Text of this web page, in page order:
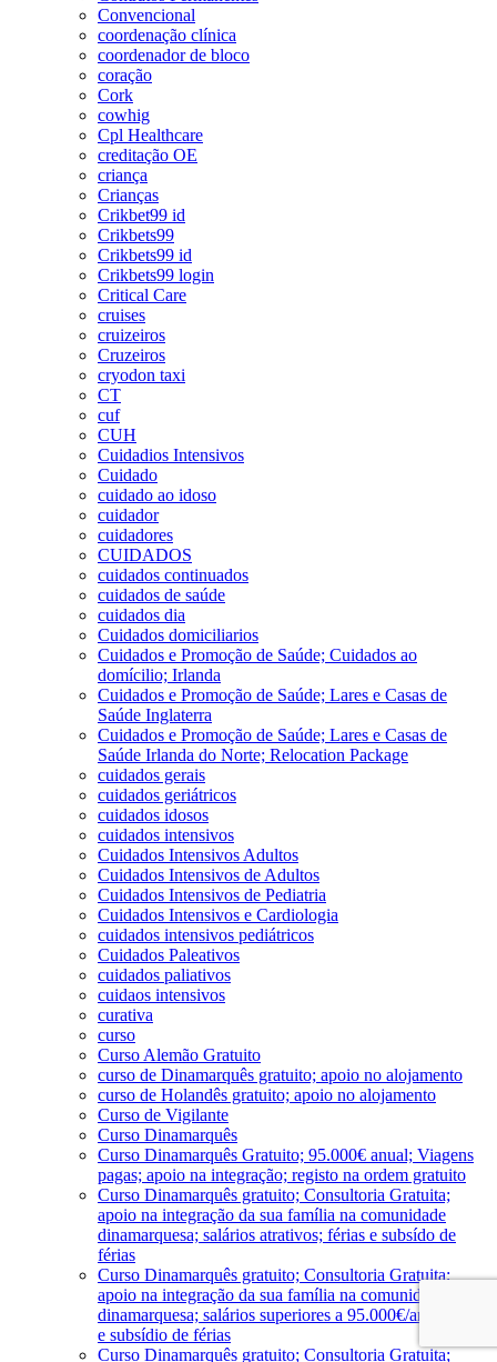
Convencional
coordenação clínica
coordenador de bloco
coração
Cork
cowhig
Cpl Healthcare
creditação OE
criança
Crianças
Crikbet99 id
Crikbets99
Crikbets99 id
Crikbets99 login
Critical Care
cruises
cruizeiros
Cruzeiros
cryodon taxi
CT
cuf
CUH
Cuidadios Intensivos
Cuidado
cuidado ao idoso
cuidador
cuidadores
CUIDADOS
cuidados continuados
cuidados de saúde
cuidados dia
Cuidados domiciliarios
Cuidados e Promoção de Saúde; Cuidados ao
domícilio; Irlanda
Cuidados e Promoção de Saúde; Lares e Casas de
Saúde Inglaterra
Cuidados e Promoção de Saúde; Lares e Casas de
Saúde Irlanda do Norte; Relocation Package
cuidados gerais
cuidados geriátricos
cuidados idosos
cuidados intensivos
Cuidados Intensivos Adultos
Cuidados Intensivos de Adultos
Cuidados Intensivos de Pediatria
Cuidados Intensivos e Cardiologia
cuidados intensivos pediátricos
Cuidados Paleativos
cuidados paliativos
cuidaos intensivos
curativa
curso
Curso Alemão Gratuito
curso de Dinamarquês gratuito; apoio no alojamento
curso de Holandês gratuito; apoio no alojamento
Curso de Vigilante
Curso Dinamarquês
Curso Dinamarquês Gratuito; 95.000€ anual; Viagens
pagas; apoio na integração; registo na ordem gratuito
Curso Dinamarquês gratuito; Consultoria Gratuita;
apoio na integração da sua família na comunidade
dinamarquesa; salários atrativos; férias e subsído de
férias
Curso Dinamarquês gratuito; Consultoria Gratuita;
apoio na integração da sua família na comunidade
dinamarquesa; salários superiores a 95.000€/ano; férias
e subsídio de férias
Curso Dinamarquês gratuito; Consultoria Gratuita;